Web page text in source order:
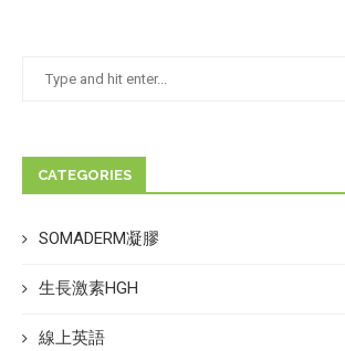
CATEGORIES
SOMADERM凝膠
生長激素HGH
線上英語